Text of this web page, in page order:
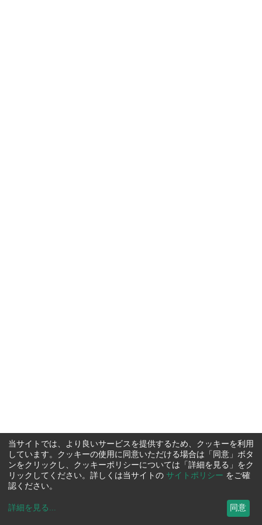
当サイトでは、より良いサービスを提供するため、クッキーを利用
しています。クッキーの使用に同意いただける場合は「同意」ボタ
ンをクリックし、クッキーポリシーについては「詳細を見る」をク
リックしてください。詳しくは当サイトの サイトポリシー をご確
認ください。
詳細を見る ... 同意